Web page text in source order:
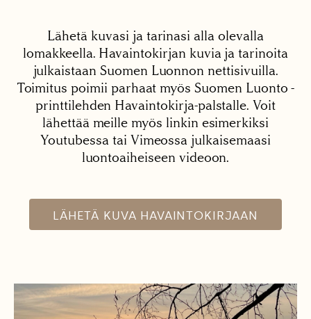
Lähetä kuvasi ja tarinasi alla olevalla
lomakkeella. Havaintokirjan kuvia ja tarinoita
julkaistaan Suomen Luonnon nettisivuilla.
Toimitus poimii parhaat myös Suomen Luonto -
printtilehden Havaintokirja-palstalle. Voit
lähettää meille myös linkin esimerkiksi
Youtubessa tai Vimeossa julkaisemaasi
luontoaiheiseen videoon.
LÄHETÄ KUVA HAVAINTOKIRJAAN